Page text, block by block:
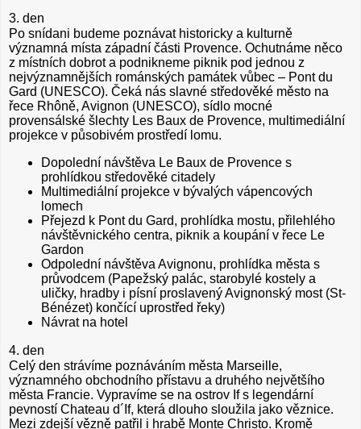
3. den
Po snídani budeme poznávat historicky a kulturně
významná místa západní části Provence. Ochutnáme něco
z místních dobrot a podnikneme piknik pod jednou z
nejvýznamnějších románských památek vůbec – Pont du
Gard (UNESCO). Čeká nás slavné středověké město na
řece Rhôně, Avignon (UNESCO), sídlo mocné
provensálské šlechty Les Baux de Provence, multimediální
projekce v působivém prostředí lomu.
Dopolední návštěva Le Baux de Provence s
prohlídkou středověké citadely
Multimediální projekce v bývalých vápencových
lomech
Přejezd k Pont du Gard, prohlídka mostu, přilehlého
návštěvnického centra, piknik a koupání v řece Le
Gardon
Odpolední návštěva Avignonu, prohlídka města s
průvodcem (Papežský palác, starobylé kostely a
uličky, hradby i písní proslavený Avignonský most (St-
Bénézet) končící uprostřed řeky)
Návrat na hotel
4. den
Celý den strávíme poznáváním města Marseille,
významného obchodního přístavu a druhého největšího
města Francie. Vypravíme se na ostrov If s legendární
pevností Chateau d´If, která dlouho sloužila jako věznice.
Mezi zdejší vězně patřil i hrabě Monte Christo. Kromě